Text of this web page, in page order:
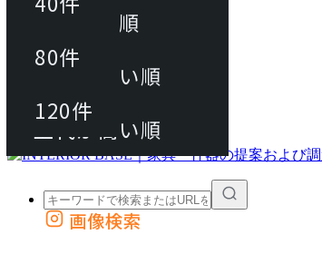
動画マニュアル
FAQ
カート
外部サイトの商品をカートに追加
画像検索
80件
120件
おすすめ順
上代が安い順
上代が高い順
80件
120件